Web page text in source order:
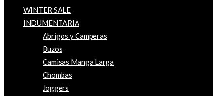
WINTER SALE
INDUMENTARIA
Abrigos y Camperas
Buzos
Camisas Manga Larga
Chombas
Joggers